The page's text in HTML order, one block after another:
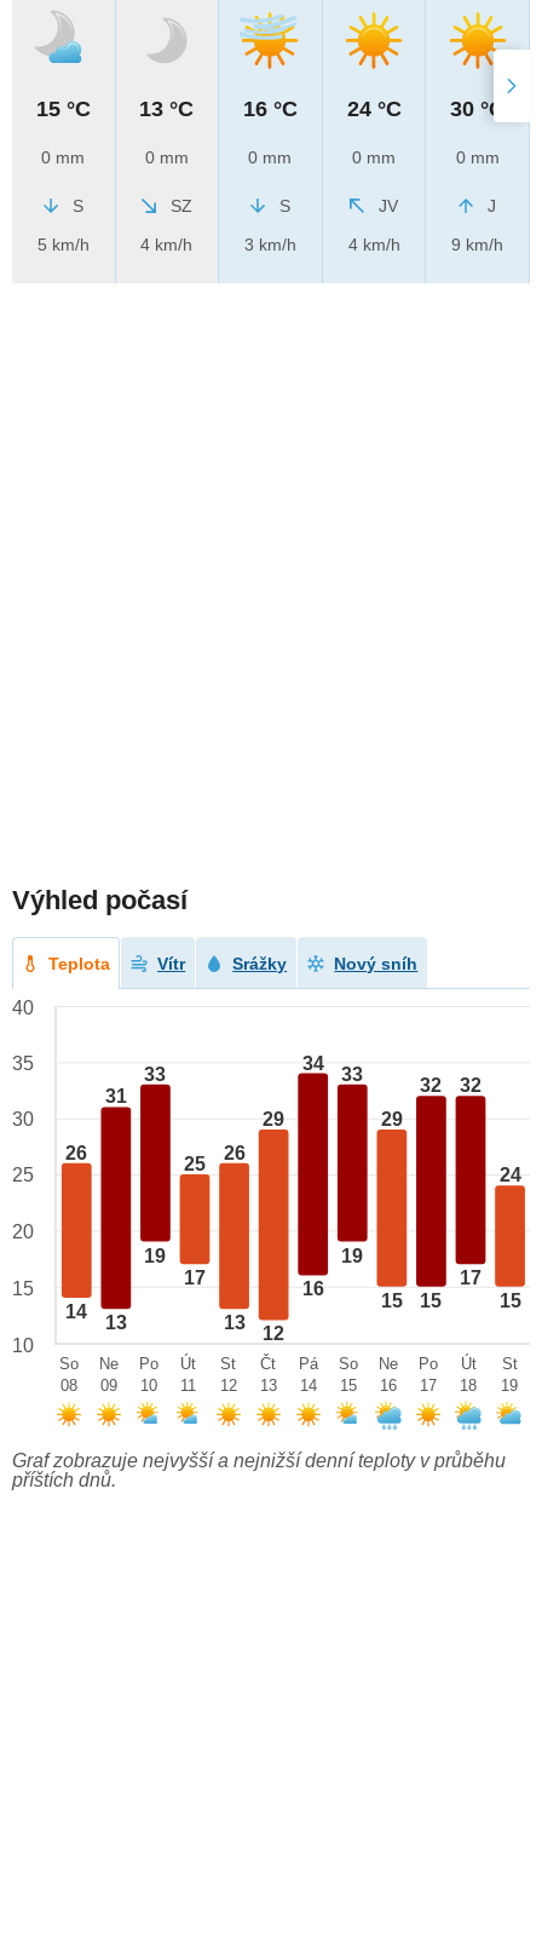
15 °C
0 mm
S
5 km/h
13 °C
0 mm
SZ
4 km/h
16 °C
0 mm
S
3 km/h
24 °C
0 mm
JV
4 km/h
30 °C
0 mm
J
9 km/h
Výhled počasí
Teplota Vítr Srážky Nový sníh
26
14
31
13
33
19
25
17
26
13
29
12
34
16
33
19
29
15
32
15
32
17
24
15
40
35
30
25
20
15
10
So
08
Ne
09
Po
10
Út
11
St
12
Čt
13
Pá
14
So
15
Ne
16
Po
17
Út
18
St
19
Graf zobrazuje nejvyšší a nejnižší denní teploty v průběhu
příštích dnů.